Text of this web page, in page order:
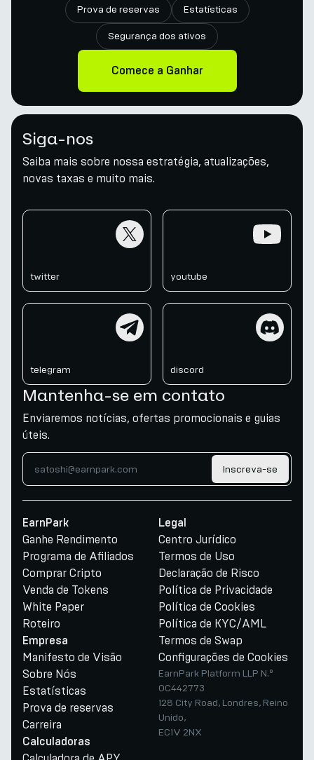
Prova de reservas Estatísticas
Segurança dos ativos
Comece a Ganhar
Siga-nos
Saiba mais sobre nossa estratégia, atualizações,
novas taxas e muito mais.
twitter youtube
telegram discord
Mantenha-se em contato
Enviaremos notícias, ofertas promocionais e guias
úteis.
Inscreva-se
EarnPark
Ganhe Rendimento
Programa de Afiliados
Comprar Cripto
Venda de Tokens
White Paper
Roteiro
Empresa
Manifesto de Visão
Sobre Nós
Estatísticas
Prova de reservas
Carreira
Calculadoras
Legal
Centro Jurídico
Termos de Uso
Declaração de Risco
Política de Privacidade
Política de Cookies
Política de KYC/AML
Termos de Swap
Configurações de Cookies
EarnPark Platform LLP N.º
OC442773
128 City Road, Londres, Reino
Unido,
EC1V 2NX